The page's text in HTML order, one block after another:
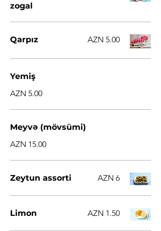
zogal
Qarpız AZN 5.00
Yemiş
AZN 5.00
Meyvə (mövsümi)
AZN 15.00
Zeytun assorti AZN 6
Limon AZN 1.50